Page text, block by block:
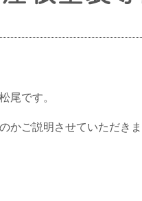
尾です。
かご説明させていただきま